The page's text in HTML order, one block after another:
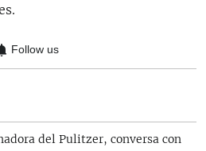
Follow us
del Pulitzer, conversa con